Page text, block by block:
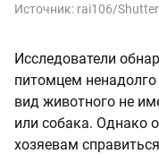
Источник: rai106/
Исследователи
питомцем
вид животного не
или собака. Однако
хозяевам